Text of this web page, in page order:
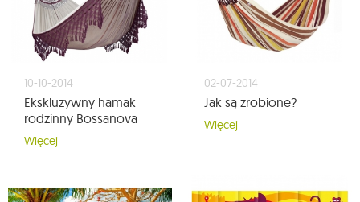
10-10-2014
Ekskluzywny hamak
rodzinny Bossanova
Więcej
02-07-2014
Jak są zrobione?
Więcej